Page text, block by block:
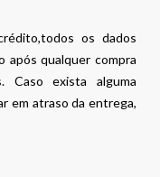
os dados
após qualquer compra
Caso exista alguma
em atraso da entrega,